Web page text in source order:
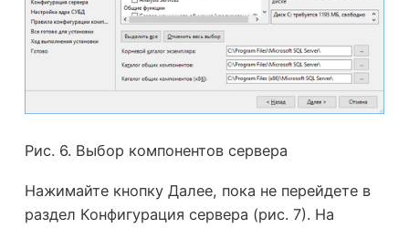
Рис. 6. Выбор компонентов сервера
Нажимайте кнопку Далее, пока не перейдете в
раздел Конфигурация сервера (рис. 7). На